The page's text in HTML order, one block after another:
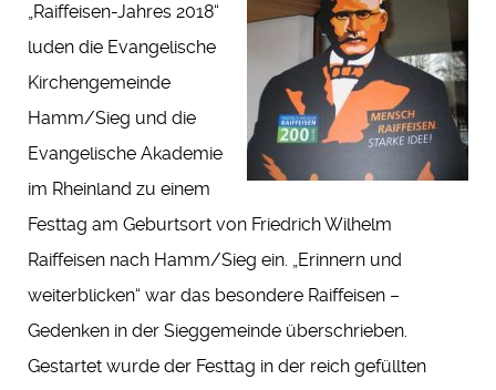
„Raiffeisen-Jahres 2018“
luden die Evangelische
Kirchengemeinde
Hamm/Sieg und die
Evangelische Akademie
im Rheinland zu einem
Festtag am Geburtsort von Friedrich Wilhelm
Raiffeisen nach Hamm/Sieg ein. „Erinnern und
weiterblicken“ war das besondere Raiffeisen –
Gedenken in der Sieggemeinde überschrieben.
Gestartet wurde der Festtag in der reich gefüllten